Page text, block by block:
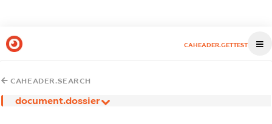
CAHEADER.GETTEST
CAHEADER.SEARCH
document.dossier